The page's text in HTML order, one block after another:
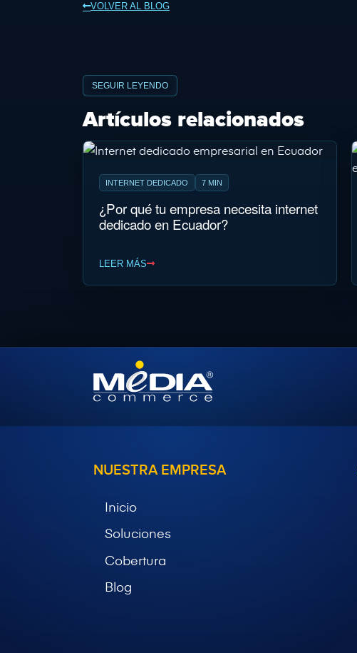
VOLVER AL BLOG
SEGUIR LEYENDO
Artículos relacionados
INTERNET DEDICADO 7 MIN
¿Por qué tu empresa necesita internet
dedicado en Ecuador?
LEER MÁS
NUESTRA EMPRESA
Inicio
Soluciones
Cobertura
Blog